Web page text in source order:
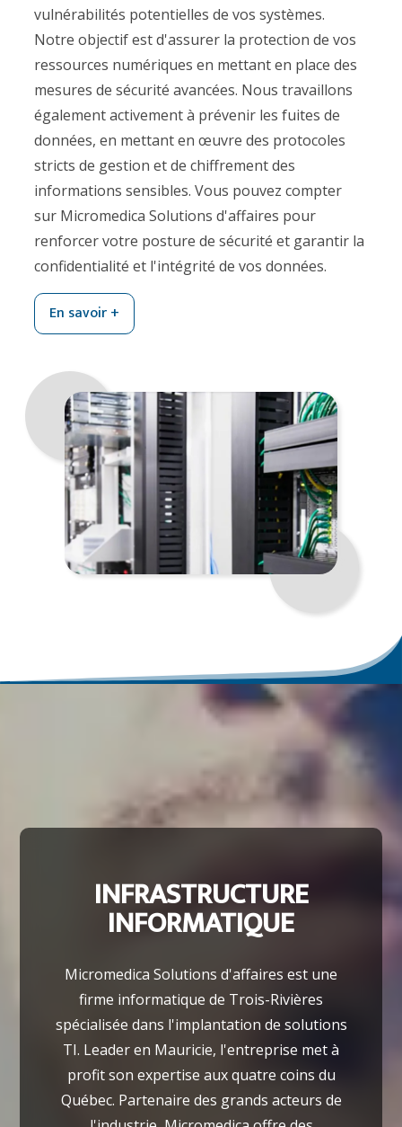
vulnérabilités potentielles de vos systèmes.
Notre objectif est d'assurer la protection de vos
ressources numériques en mettant en place des
mesures de sécurité avancées. Nous travaillons
également activement à prévenir les fuites de
données, en mettant en œuvre des protocoles
stricts de gestion et de chiffrement des
informations sensibles. Vous pouvez compter
sur Micromedica Solutions d'affaires pour
renforcer votre posture de sécurité et garantir la
confidentialité et l'intégrité de vos données.
En savoir +
INFRASTRUCTURE
INFORMATIQUE
Micromedica Solutions d'affaires est une
firme informatique de Trois-Rivières
spécialisée dans l'implantation de solutions
TI. Leader en Mauricie, l'entreprise met à
profit son expertise aux quatre coins du
Québec. Partenaire des grands acteurs de